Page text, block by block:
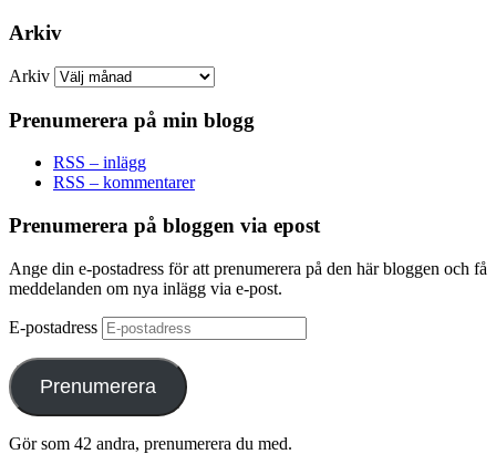
Arkiv
Arkiv
Prenumerera på min blogg
RSS – inlägg
RSS – kommentarer
Prenumerera på bloggen via epost
Ange din e-postadress för att prenumerera på den här bloggen och få
meddelanden om nya inlägg via e-post.
E-postadress
Prenumerera
Gör som 42 andra, prenumerera du med.